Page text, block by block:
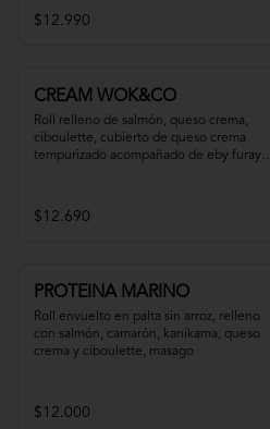
$12.990
CREAM WOK&CO
Roll relleno de salmón, queso crema,
ciboulette, cubierto de queso crema
tempurizado acompañado de eby furay y
$12.690
PROTEINA MARINO
Roll envuelto en palta sin arroz, relleno
con salmón, camarón, kanikama, queso
crema y ciboulette, masago
$12.000